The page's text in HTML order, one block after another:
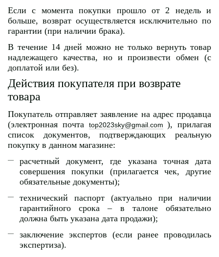
Если с момента покупки прошло от 2 недель и
больше, возврат осуществляется исключительно по
гарантии (при наличии брака).
В течение 14 дней можно не только вернуть товар
надлежащего качества, но и произвести обмен (с
доплатой или без).
Действия покупателя при возврате
товара
Покупатель отправляет заявление на адрес продавца
(электронная почта
top2023sky@gmail.com ), прилагая
список документов, подтверждающих реальную
покупку в данном магазине:
расчетный документ, где указана точная дата
совершения покупки (прилагается чек, другие
обязательные документы);
технический паспорт (актуально при наличии
гарантийного срока – в талоне обязательно
должна быть указана дата продажи);
заключение экспертов (если ранее проводилась
экспертиза).